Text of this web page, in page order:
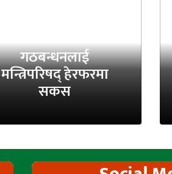
गठबन्धनलाई
मन्त्रिपरिषद् हेरफरमा
सकस